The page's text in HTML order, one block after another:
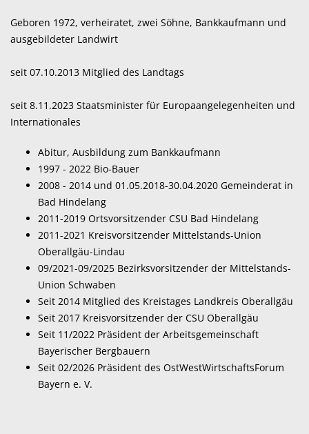
Geboren 1972, verheiratet, zwei Söhne, Bankkaufmann und
ausgebildeter Landwirt
seit 07.10.2013 Mitglied des Landtags
seit 8.11.2023 Staatsminister für Europaangelegenheiten und
Internationales
Abitur, Ausbildung zum Bankkaufmann
1997 - 2022 Bio-Bauer
2008 - 2014 und 01.05.2018-30.04.2020 Gemeinderat in
Bad Hindelang
2011-2019 Ortsvorsitzender CSU Bad Hindelang
2011-2021 Kreisvorsitzender Mittelstands-Union
Oberallgäu-Lindau
09/2021-09/2025 Bezirksvorsitzender der Mittelstands-
Union Schwaben
Seit 2014 Mitglied des Kreistages Landkreis Oberallgäu
Seit 2017 Kreisvorsitzender der CSU Oberallgäu
Seit 11/2022 Präsident der Arbeitsgemeinschaft
Bayerischer Bergbauern
Seit 02/2026 Präsident des OstWestWirtschaftsForum
Bayern e. V.